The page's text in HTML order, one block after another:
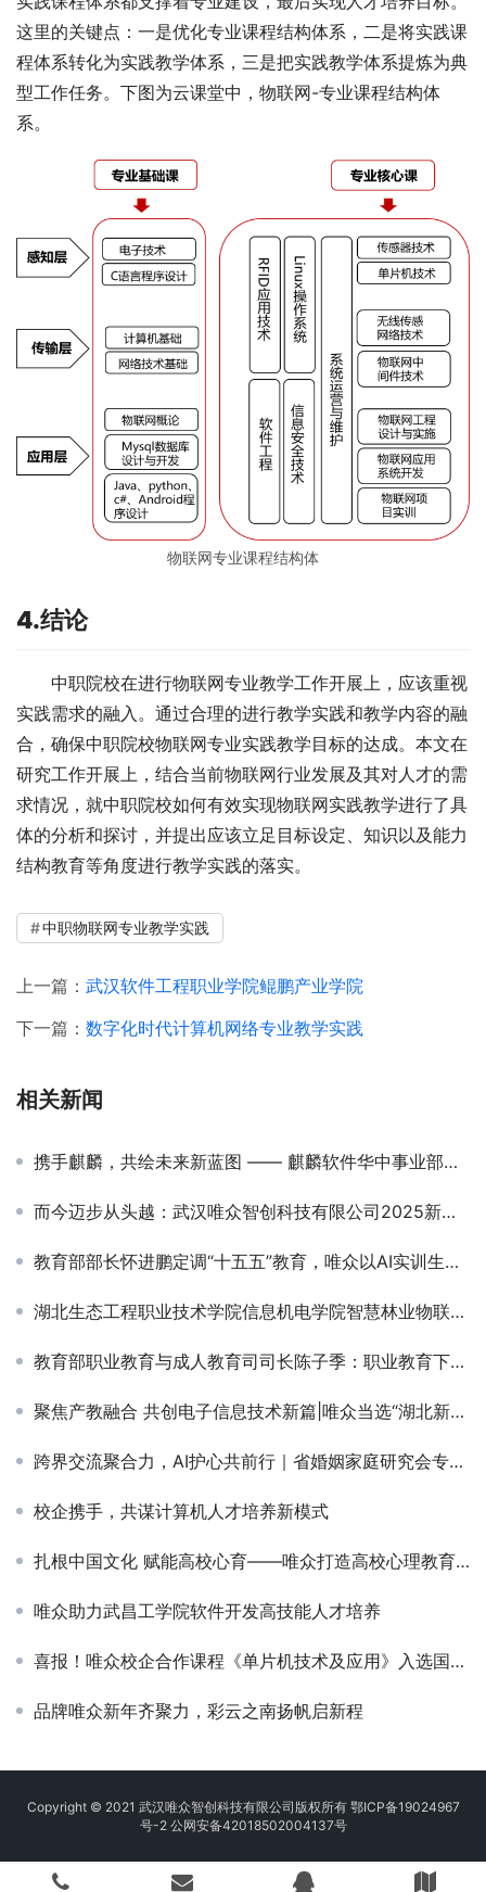
这里的关键点：一是优化专业课程结构体系，二是将实践课
程体系转化为实践教学体系，三是把实践教学体系提炼为典
型工作任务。下图为云课堂中，物联网-专业课程结构体
系。
物联网专业课程结构体
4.结论
中职院校在进行物联网专业教学工作开展上，应该重视
实践需求的融入。通过合理的进行教学实践和教学内容的融
合，确保中职院校物联网专业实践教学目标的达成。本文在
研究工作开展上，结合当前物联网行业发展及其对人才的需
求情况，就中职院校如何有效实现物联网实践教学进行了具
体的分析和探讨，并提出应该立足目标设定、知识以及能力
结构教育等角度进行教学实践的落实。
中职物联网专业教学实践
上一篇： 武汉软件工程职业学院鲲鹏产业学院
下一篇： 数字化时代计算机网络专业教学实践
相关新闻
携手麒麟，共绘未来新蓝图 —— 麒麟软件华中事业部高层访问唯众公司深化交流合作
而今迈步从头越：武汉唯众智创科技有限公司2025新年贺词
教育部部长怀进鹏定调“十五五”教育，唯众以AI实训生态抢滩教育强国新赛道
湖北生态工程职业技术学院信息机电学院智慧林业物联网实训室竣工
教育部职业教育与成人教育司司长陈子季：职业教育下一步抓那几项重点工作？
聚焦产教融合 共创电子信息技术新篇|唯众当选“湖北新一代电子信息技术行业产教融合共同体”副理事长单位
跨界交流聚合力，AI护心共前行｜省婚姻家庭研究会专家一行莅临唯众共探校园心理健康新路径
校企携手，共谋计算机人才培养新模式
扎根中国文化 赋能高校心育——唯众打造高校心理教育本土化测评体系
唯众助力武昌工学院软件开发高技能人才培养
喜报！唯众校企合作课程《单片机技术及应用》入选国家在线精品课程
品牌唯众新年齐聚力，彩云之南扬帆启新程
Copyright © 2021 武汉唯众智创科技有限公司版权所有 鄂ICP备19024967
号-2 公网安备42018502004137号